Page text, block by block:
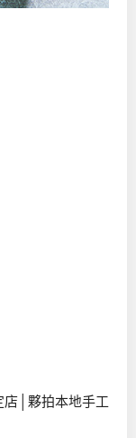
店│夥拍本地手工